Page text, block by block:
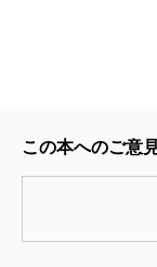
この本へのご意